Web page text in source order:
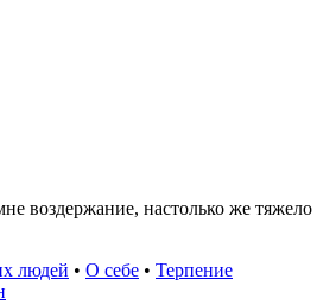
воздержание, настолько же тяжело
людей • О себе • Терпение